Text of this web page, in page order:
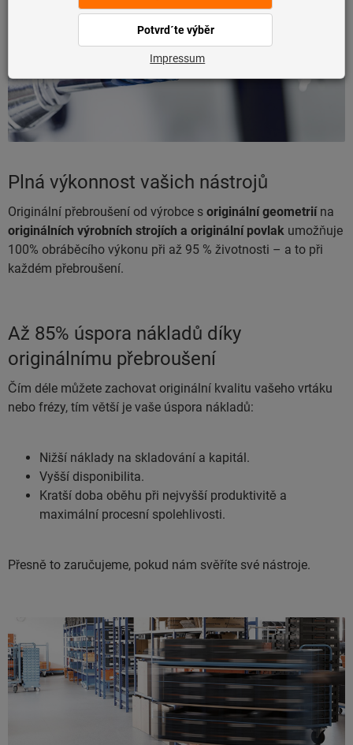
Plná výkonnost vašich nástrojů
Originální přebroušení od výrobce s originální geometriína
originálních výrobních strojích a originální povlak umožňuje
100% obráběcího výkonu při až 95 % životnosti – a to při
každém přebroušení.
Až 85% úspora nákladů díky
originálnímu přebroušení
Čím déle můžete zachovat originální kvalitu vašeho vrtáku
nebo frézy, tím větší je vaše úspora nákladů:
Nižší náklady na skladování a kapitál.
Vyšší disponibilita.
Kratší doba oběhu při nejvyšší produktivitě a
maximální procesní spolehlivosti.
Přesně to zaručujeme, pokud nám svěříte své nástroje.